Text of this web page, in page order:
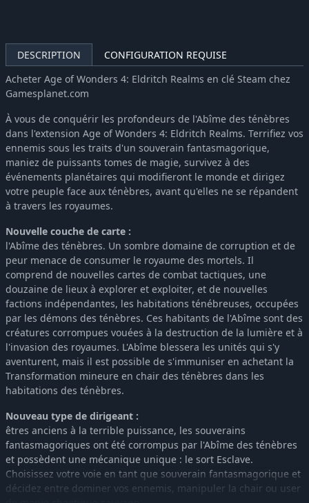
DESCRIPTION
CONFIGURATION REQUISE
Acheter Age of Wonders 4: Eldritch Realms en clé Steam chez
Gamesplanet.com
À vous de conquérir les profondeurs de l'Abîme des ténèbres
dans l'extension Age of Wonders 4: Eldritch Realms. Terrifiez vos
ennemis sous les traits d'un souverain fantasmagorique,
maniez de puissants tomes de magie, survivez à des
événements planétaires qui modifieront le monde et dirigez
votre peuple face aux ténèbres, avant qu'elles ne se répandent
à travers les royaumes.
Nouvelle couche de carte :
l'Abîme des ténèbres. Un sombre domaine de corruption et de
peur menace de consumer le royaume des mortels. Il
comprend de nouvelles cartes de combat tactiques, une
douzaine de lieux à explorer et exploiter, et de nouvelles
factions indépendantes, les habitations ténébreuses, occupées
par les démons des ténèbres. Ces habitants de l'Abîme sont des
créatures corrompues vouées à la destruction de la lumière et à
l'invasion des royaumes. L'Abîme blessera les unités qui s'y
aventurent, mais il est possible de s'immuniser en achetant la
Transformation mineure en chair des ténèbres dans les
habitations des ténèbres.
Nouveau type de dirigeant :
êtres anciens à la terrible puissance, les souverains
fantasmagoriques ont été corrompus par l'Abîme des ténèbres
et possèdent une mécanique unique : le sort Esclave.
Choisissez votre voie en tant que souverain fantasmagorique et
décidez entre dominer vos ennemis, manipuler la chair ou user